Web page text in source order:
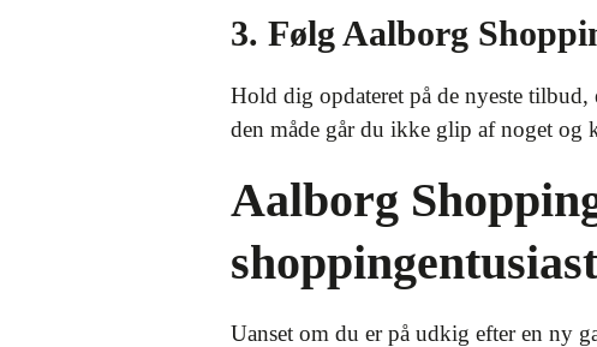
3. Følg Aalborg
Hold dig opdateret på de nyeste
den måde går du ikke glip af noget og
Aalborg
Uanset om du er på udkig efter en ny